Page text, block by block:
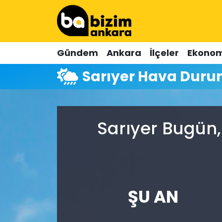
Gündem Ankara İlçeler
Sarıyer Hava
Sarıyer
ŞU AN
Hava Durumu
Trafik Durumu
Süper Lig Puan Durumu ve Fikstür